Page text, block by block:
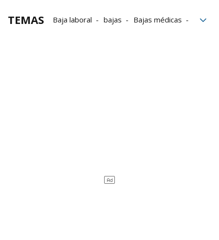
TEMAS Baja laboral bajas
Bajas médicas